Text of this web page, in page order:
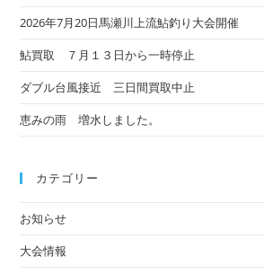
2026年7月20日馬瀬川上流鮎釣り大会開催
鮎買取 ７月１３日から一時停止
ダブル台風接近 三日間買取中止
恵みの雨 増水しました。
カテゴリー
お知らせ
大会情報